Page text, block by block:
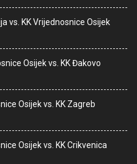
vs. KK Vrijednosnice Osijek
Osijek vs. KK Đakovo
Osijek vs. KK Zagreb
Osijek vs. KK Crikvenica